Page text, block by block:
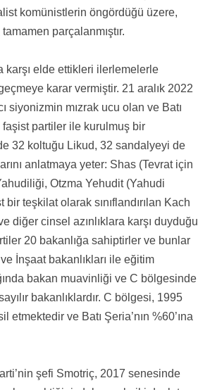
komünistlerin öngördüğü üzere,
parçalanmıştır.
karşı elde ettikleri ilerlemelerle
karar vermiştir. 21 aralık 2022
siyonizmin mızrak ucu olan ve Batı
faşist partiler ile kurulmuş bir
32 koltuğu Likud, 32 sandalyeyi de
anlatmaya yeter: Shas (Tevrat için
Otzma Yehudit (Yahudi
teşkilat olarak sınıflandırılan Kach
diğer cinsel azınlıklara karşı duyduğu
20 bakanlığa sahiptirler ve bunlar
İnşaat bakanlıkları ile eğitim
bakan muavinliği ve C bölgesinde
bakanlıklardır. C bölgesi, 1995
ve Batı Şeria’nın %60’ına
şefi Smotriç, 2017 senesinde